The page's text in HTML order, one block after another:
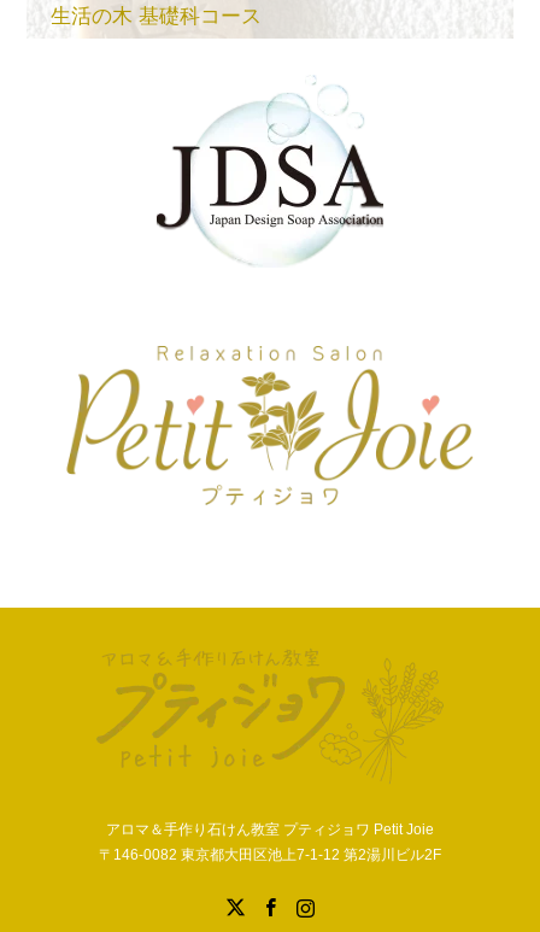
生活の木 基礎科コース
アロマ＆手作り石けん教室 プティジョワ Petit Joie
〒146-0082 東京都大田区池上7-1-12 第2湯川ビル2F